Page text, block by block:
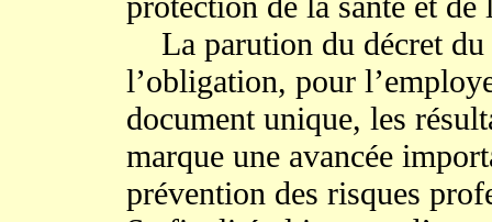
La parution du décret du
l’obligation, pour
document unique, les
marque une avancée
prévention des risques